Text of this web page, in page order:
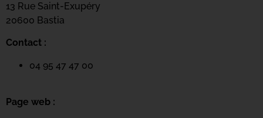
13 Rue Saint-Exupéry
20600 Bastia
Contact :
04 95 47 47 00
Page web :